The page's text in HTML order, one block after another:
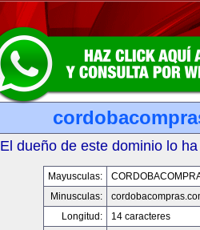
El dueño de este dominio lo
Mayusculas:
Minusculas:
Longitud:
14 caracteres